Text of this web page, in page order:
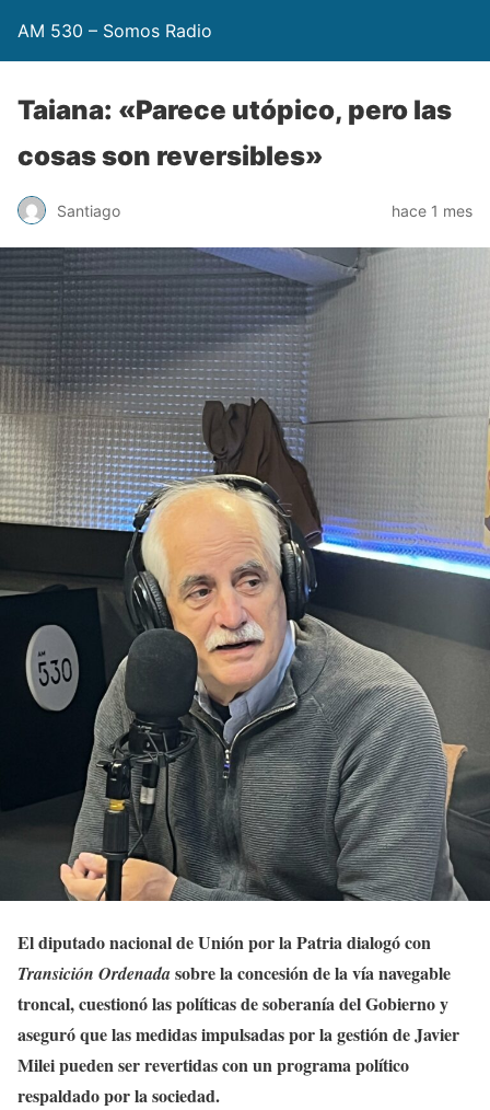
AM 530 – Somos Radio
Taiana: «Parece utópico, pero las
cosas son reversibles»
Santiago hace 1 mes
El diputado nacional de Unión por la Patria dialogó con
Transición Ordenadasobre la concesión de la vía navegable
troncal, cuestionó las políticas de soberanía del Gobierno y
aseguró que las medidas impulsadas por la gestión de Javier
Milei pueden ser revertidas con un programa político
respaldado por la sociedad.